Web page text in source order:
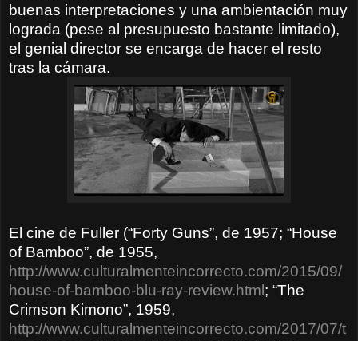
buenas interpretaciones y una ambientación muy
lograda (pese al presupuesto bastante limitado),
el genial director se encarga de hacer el resto
tras la cámara.
El cine de Fuller (“Forty Guns”, de 1957; “House
of Bamboo”, de 1955,
http://www.culturalmenteincorrecto.com/2015/09/
house-of-bamboo-blu-ray-review.html; “The
Crimson Kimono”, 1959,
http://www.culturalmenteincorrecto.com/2017/07/t